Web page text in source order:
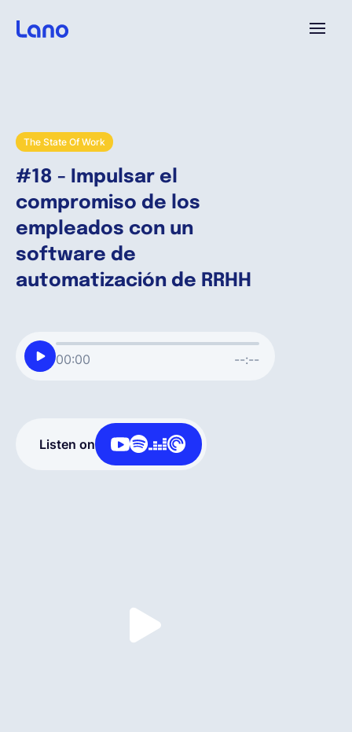
The State Of Work
#18 - Impulsar el
compromiso de los
empleados con un
software de
automatización de RRHH
00:00 --:--
Listen on
¿Por qué Lano?
Precios
Contenido
Solicita una demo